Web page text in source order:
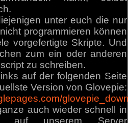
unter euch die nur
programmieren können
vorgefertigte Skripte. Und
zum ein oder anderen
zu schreiben.
auf der folgenden Seite
Version von Glovepie:
auch wieder schnell in
auf unserem Server